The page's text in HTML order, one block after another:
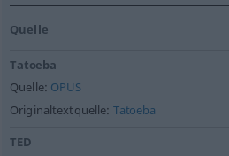
Quelle
Tatoeba
Quelle: OPUS
Originaltextquelle: Tatoeba
TED